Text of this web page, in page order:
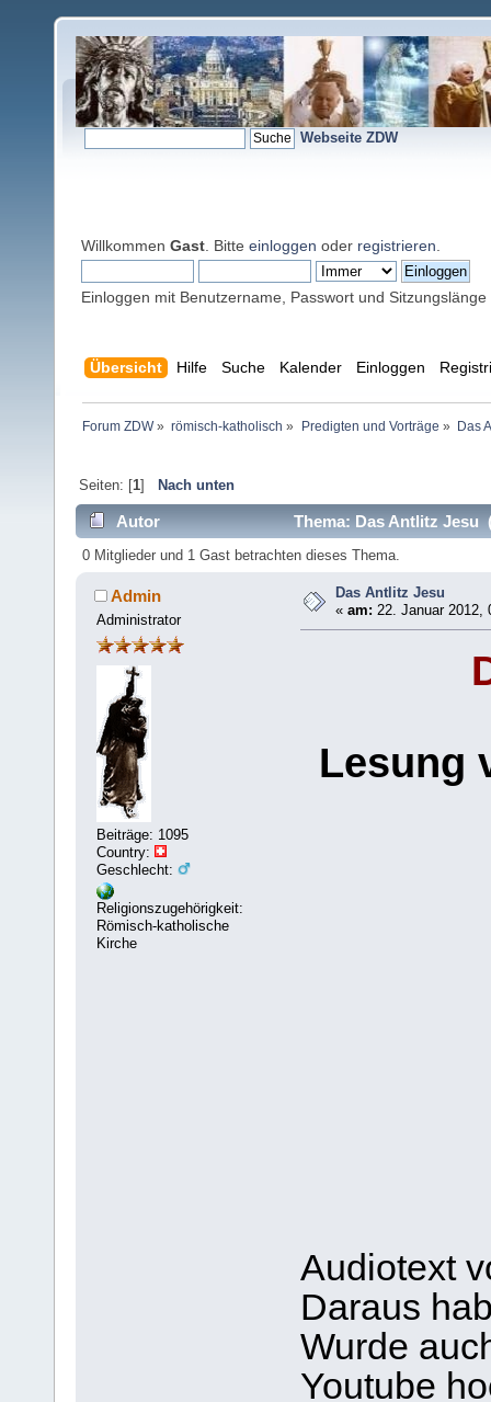
Webseite ZDW
Willkommen Gast . Bitte einloggen oder registrieren
Einloggen mit Benutzername, Passwort und Sitzungslänge
Übersicht Hilfe Suche Kalender Einloggen
Forum ZDW» römisch-katholisch » Predigten und Vorträge » Das
Seiten: [1] Nach unten
Autor Thema: Das Antlitz Jesu
0 Mitglieder und 1 Gast betrachten dieses Thema.
Admin
Administrator
Beiträge: 1095
Country:
Geschlecht:
Religionszugehörigkeit:
Römisch-katholische
Kirche
Das Antlitz Jesu
«am: 22. Januar 2012,
Lesung
Audiotext
Daraus
Wurde
Youtube